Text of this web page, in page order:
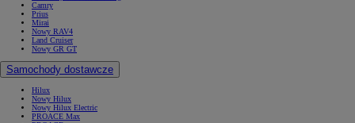
Camry
Prius
Mirai
Nowy RAV4
Land Cruiser
Nowy GR GT
Samochody dostawcze
Hilux
Nowy Hilux
Nowy Hilux Electric
PROACE Max